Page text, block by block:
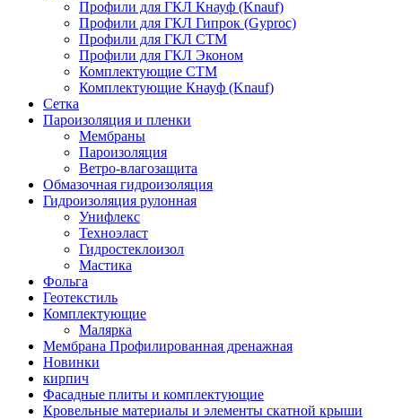
Профили для ГКЛ Кнауф (Knauf)
Профили для ГКЛ Гипрок (Gyproc)
Профили для ГКЛ СТМ
Профили для ГКЛ Эконом
Комплектующие СТМ
Комплектующие Кнауф (Knauf)
Сетка
Пароизоляция и пленки
Мембраны
Пароизоляция
Ветро-влагозащита
Обмазочная гидроизоляция
Гидроизоляция рулонная
Унифлекс
Техноэласт
Гидростеклоизол
Мастика
Фольга
Геотекстиль
Комплектующие
Малярка
Мембрана Профилированная дренажная
Новинки
кирпич
Фасадные плиты и комплектующие
Кровельные материалы и элементы скатной крыши